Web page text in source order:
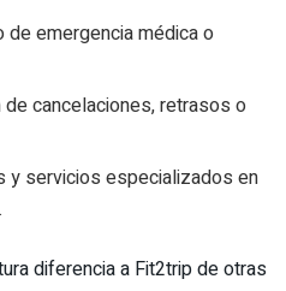
de emergencia médica o
cancelaciones, retrasos o
y servicios especializados en
diferencia a Fit2trip de otras